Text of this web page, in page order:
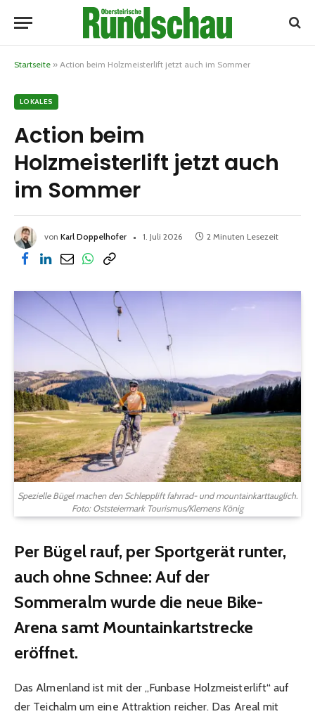
Startseite » Action beim Holzmeisterlift jetzt auch im Sommer
LOKALES
Action beim
Holzmeisterlift jetzt auch
im Sommer
von Karl Doppelhofer 1. Juli 2026 2 Minuten Lesezeit
Spezielle Bügel machen den Schlepplift fahrrad- und mountainkarttauglich.
Foto: Oststeiermark Tourismus/Klemens König
Per Bügel rauf, per Sportgerät runter,
auch ohne Schnee: Auf der
Sommeralm wurde die neue Bike-
Arena samt Mountainkartstrecke
eröffnet.
Das Almenland ist mit der „Funbase Holzmeisterlift“ auf
der Teichalm um eine Attraktion reicher. Das Areal mit